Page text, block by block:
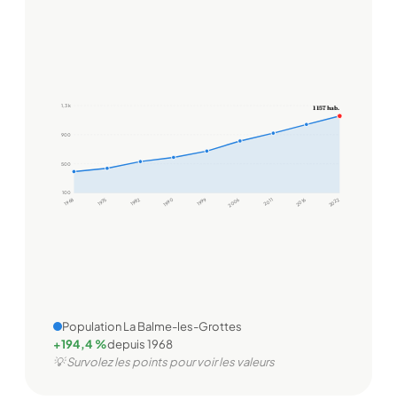
100
500
900
1,3 k
1968 1975 1982 1990 1999 2006 2011 2016 2022
1 157 hab.
Population La Balme-les-Grottes
+194,4 %depuis 1968
💡 Survolez les points pour voir les valeurs